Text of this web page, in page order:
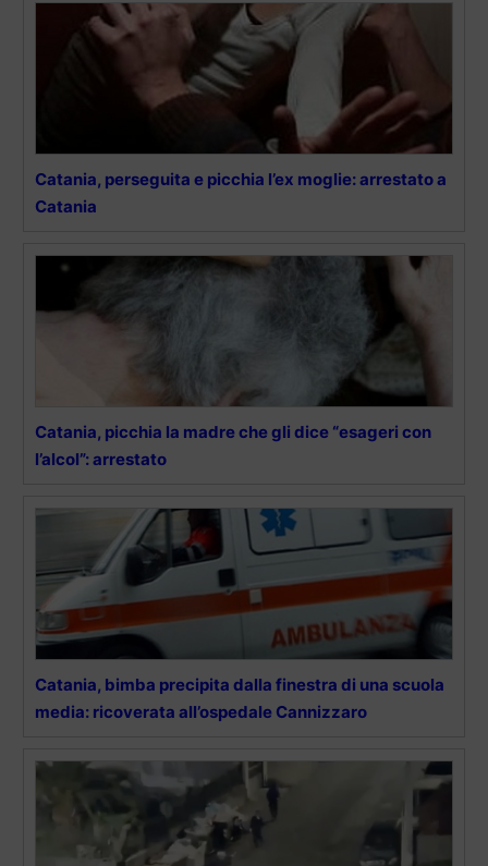
Catania, perseguita e picchia l’ex moglie: arrestato a
Catania
Catania, picchia la madre che gli dice “esageri con
l’alcol”: arrestato
Catania, bimba precipita dalla finestra di una scuola
media: ricoverata all’ospedale Cannizzaro